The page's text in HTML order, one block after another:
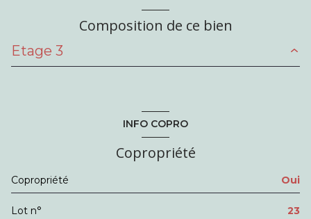
Chauffage collectif : radiateur (gaz)
3ème étage
interphone
Composition de ce bien
Etage 3
salle de bain
5.40 m²
Couloir
6.25 m²
INFO COPRO
Copropriété
Copropriété Oui
Lot n° 23